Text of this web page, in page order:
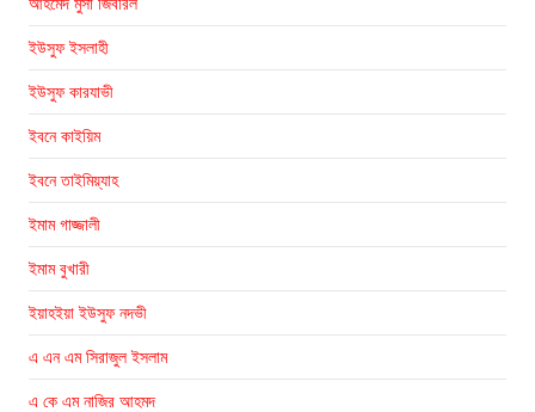
ইউসুফ ইসলাহী
ইউসুফ কারযাভী
ইবনে কাইয়িম
ইবনে তাইমিয়্যাহ
ইমাম গাজ্জালী
ইমাম বুখারী
ইয়াহইয়া ইউসুফ নদভী
এ এন এম সিরাজুল ইসলাম
এ কে এম নাজির আহমদ